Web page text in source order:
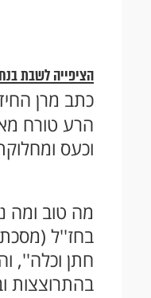
הציפייה לשבת
כתב מרן
הרע טורח
וכעס
מה טוב ומה
בחז''ל
חתן וכלה'',
בהתרוצצות